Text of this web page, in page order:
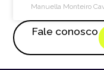
Manuella Monteiro
Fale conosco